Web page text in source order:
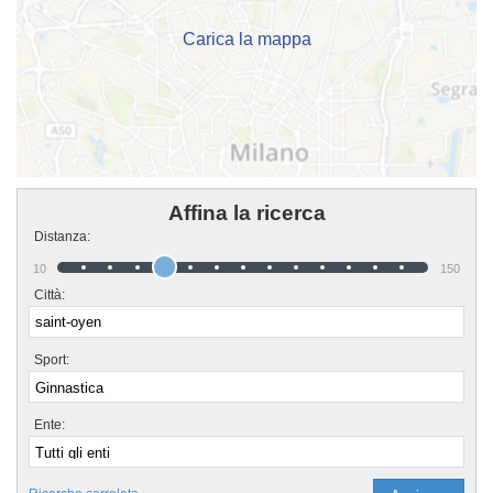
Carica la mappa
Affina la ricerca
Distanza:
10 150
Città:
Sport:
Ente: